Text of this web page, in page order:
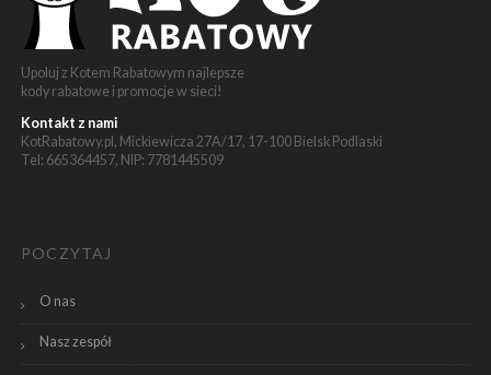
Upoluj z Kotem Rabatowym najlepsze
kody rabatowe i promocje w sieci!
Kontakt z nami
KotRabatowy.pl, Mickiewicza 27A/17, 17-100 Bielsk Podlaski
Tel: 665364457, NIP: 7781445509
POCZYTAJ
O nas
Nasz zespół